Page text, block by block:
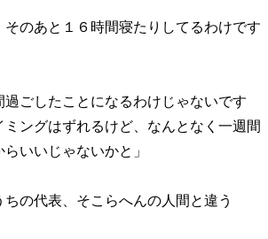
そのあと１６時間寝たりしてるわけです
過ごしたことになるわけじゃないです
ングはずれるけど、なんとなく一週間
いいじゃないかと」
ちの代表、そこらへんの人間と違う